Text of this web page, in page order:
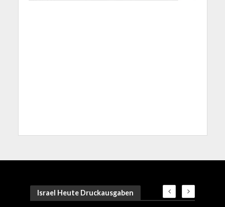
Israel Heute Druckausgaben